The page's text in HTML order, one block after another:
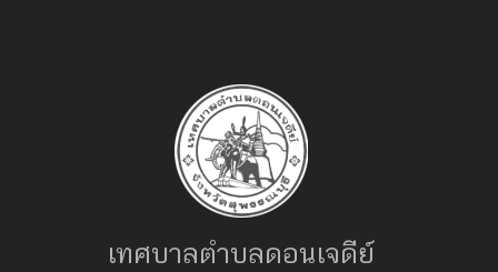
เทศบาลตำบลดอนเจดีย์